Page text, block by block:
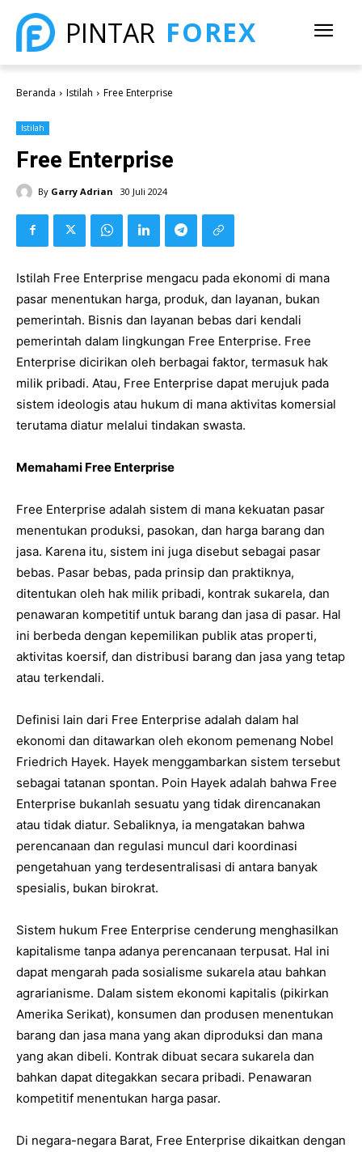
PINTAR FOREX
Beranda Istilah Free Enterprise
Istilah
Free Enterprise
By Garry Adrian 30 Juli 2024
Istilah Free Enterprise mengacu pada ekonomi di mana
pasar menentukan harga, produk, dan layanan, bukan
pemerintah. Bisnis dan layanan bebas dari kendali
pemerintah dalam lingkungan Free Enterprise. Free
Enterprise dicirikan oleh berbagai faktor, termasuk hak
milik pribadi. Atau, Free Enterprise dapat merujuk pada
sistem ideologis atau hukum di mana aktivitas komersial
terutama diatur melalui tindakan swasta.
Memahami Free Enterprise
Free Enterprise adalah sistem di mana kekuatan pasar
menentukan produksi, pasokan, dan harga barang dan
jasa. Karena itu, sistem ini juga disebut sebagai pasar
bebas. Pasar bebas, pada prinsip dan praktiknya,
ditentukan oleh hak milik pribadi, kontrak sukarela, dan
penawaran kompetitif untuk barang dan jasa di pasar. Hal
ini berbeda dengan kepemilikan publik atas properti,
aktivitas koersif, dan distribusi barang dan jasa yang tetap
atau terkendali.
Definisi lain dari Free Enterprise adalah dalam hal
ekonomi dan ditawarkan oleh ekonom pemenang Nobel
Friedrich Hayek. Hayek menggambarkan sistem tersebut
sebagai tatanan spontan. Poin Hayek adalah bahwa Free
Enterprise bukanlah sesuatu yang tidak direncanakan
atau tidak diatur. Sebaliknya, ia mengatakan bahwa
perencanaan dan regulasi muncul dari koordinasi
pengetahuan yang terdesentralisasi di antara banyak
spesialis, bukan birokrat.
Sistem hukum Free Enterprise cenderung menghasilkan
kapitalisme tanpa adanya perencanaan terpusat. Hal ini
dapat mengarah pada sosialisme sukarela atau bahkan
agrarianisme. Dalam sistem ekonomi kapitalis (pikirkan
Amerika Serikat), konsumen dan produsen menentukan
barang dan jasa mana yang akan diproduksi dan mana
yang akan dibeli. Kontrak dibuat secara sukarela dan
bahkan dapat ditegakkan secara pribadi. Penawaran
kompetitif menentukan harga pasar.
Di negara-negara Barat, Free Enterprise dikaitkan dengan